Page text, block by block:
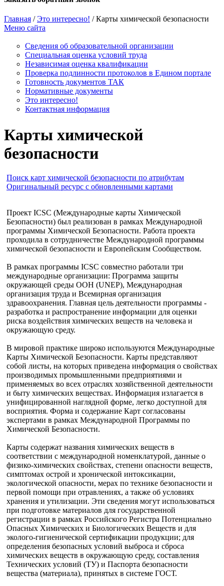
Главная /Это интересно! /Карты химической безопасности
Меню сайта
Сведения об образовательной организации
Cпециальная оценка условий труда
Независимая оценка квалификации
Проверка подлинности протоколов в Едином портале
Готовность документов ТАК
Нормативные документы
Это интересно!
Контактная информация
Карты химической
безопасности
Поиск карт химической безопасности по атрибутам
Оригинальный ресурс с обновленными картами
Проект ICSC (Международные карты Химической
Безопасности) был реализован в рамках Международной
программы Химической Безопасности. Работа проекта
проходила в сотрудничестве Международной программы
химической безопасности и Европейским Сообществом.
В рамках программы ICSC совместно работали три
международные организации: Программа защиты
окружающей среды ООН (UNEP), Международная
организация труда и Всемирная организация
здравоохранения. Главная цель деятельности программы -
разработка и распространение информации для оценки
риска воздействия химических веществ на человека и
окружающую среду.
В мировой практике широко используются Международные
Карты Химической Безопасности. Карты представляют
собой листы, на которых приведена информация о свойствах
производимых промышленными предприятиями и
применяемых во всех отраслях хозяйственной деятельности
и быту химических веществах. Информация излагается в
унифицированной наглядной форме, легко доступной для
восприятия. Форма и содержание Карт согласованы
экспертами в рамках Международной Программы по
Химической Безопасности.
Карты содержат названия химических веществ в
соответствии с международной номенклатурой, данные о
физико-химических свойствах, степени опасности веществ,
симптомах острой и хронической интоксикации,
экологической опасности, мерах по технике безопасности и
первой помощи при отравлениях, а также об условиях
хранения и утилизации. Эти сведения могут использоваться
при подготовке материалов для государственной
регистрации в рамках Российского Регистра Потенциально
Опасных Химических и Биологических Веществ и для
эколого-гигиенической сертификации продукции; для
определения безопасных условий выброса и сброса
химических веществ в окружающую среду, составления
Технических условий (ТУ) и Паспорта безопасности
вещества (материала), принятых в системе ГОСТ.